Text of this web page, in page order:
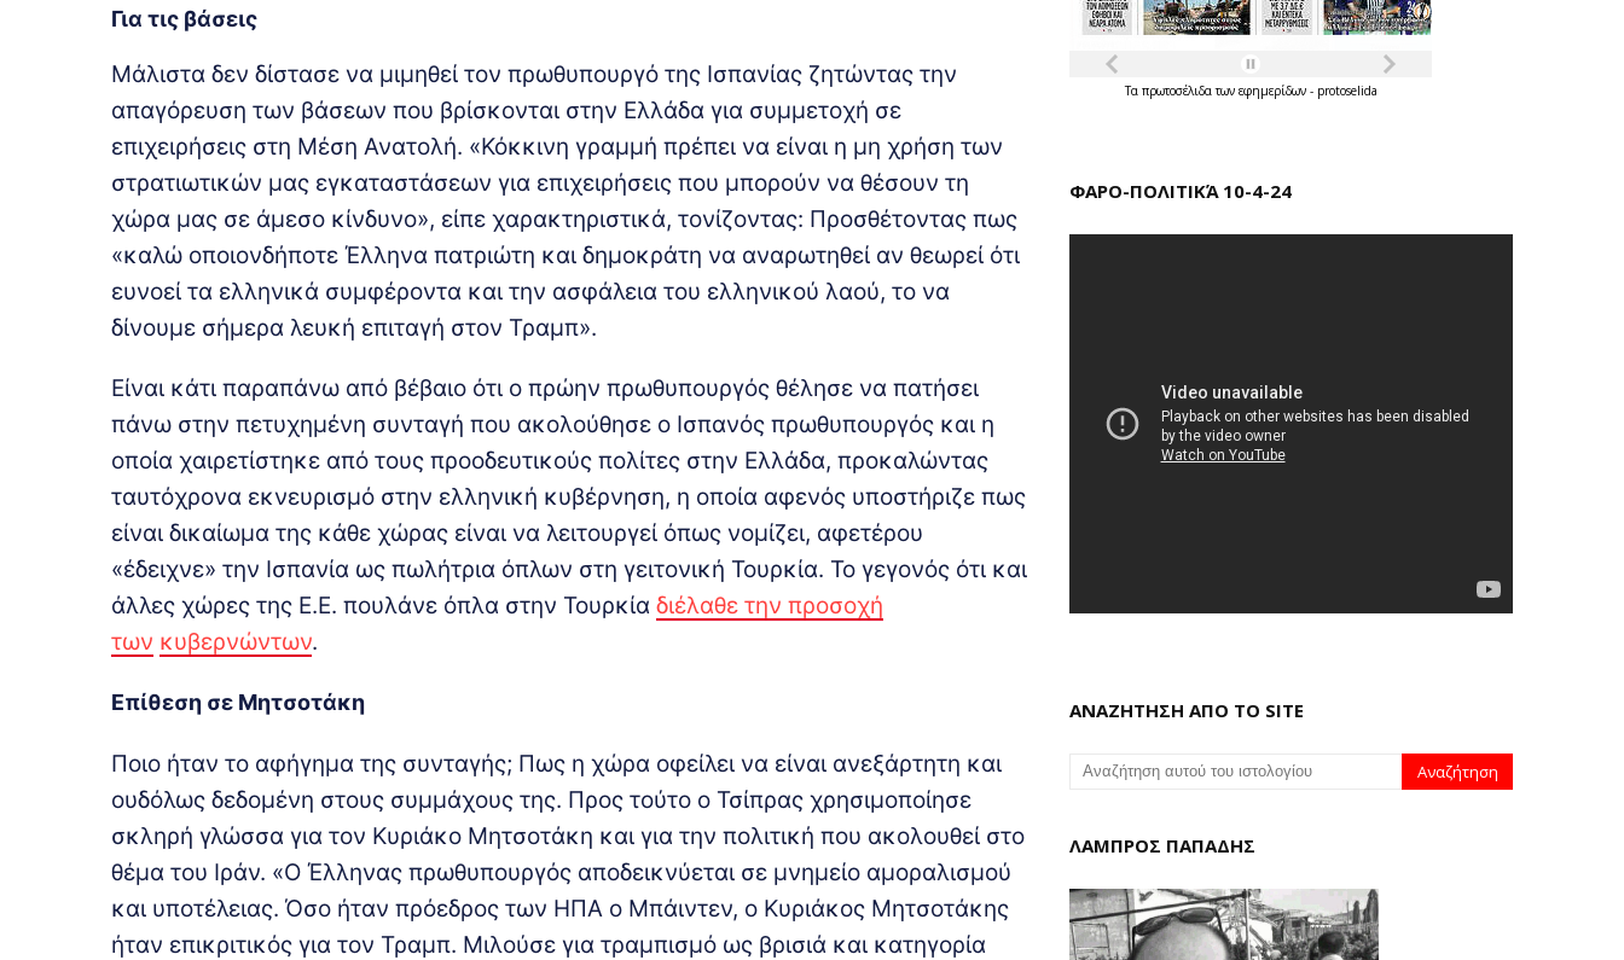
Για τις βάσεις
Μάλιστα δεν δίστασε να μιμηθεί τον πρωθυπουργό της Ισπανίας ζητώντας την
απαγόρευση των βάσεων που βρίσκονται στην Ελλάδα για συμμετοχή σε
επιχειρήσεις στη Μέση Ανατολή. «Κόκκινη γραμμή πρέπει να είναι η μη χρήση των
στρατιωτικών μας εγκαταστάσεων για επιχειρήσεις που μπορούν να θέσουν τη
χώρα μας σε άμεσο κίνδυνο», είπε χαρακτηριστικά, τονίζοντας: Προσθέτοντας πως
«καλώ οποιονδήποτε Έλληνα πατριώτη και δημοκράτη να αναρωτηθεί αν θεωρεί ότι
ευνοεί τα ελληνικά συμφέροντα και την ασφάλεια του ελληνικού λαού, το να
δίνουμε σήμερα λευκή επιταγή στον Τραμπ».
Είναι κάτι παραπάνω από βέβαιο ότι ο πρώην πρωθυπουργός θέλησε να πατήσει
πάνω στην πετυχημένη συνταγή που ακολούθησε ο Ισπανός πρωθυπουργός και η
οποία χαιρετίστηκε από τους προοδευτικούς πολίτες στην Ελλάδα, προκαλώντας
ταυτόχρονα εκνευρισμό στην ελληνική κυβέρνηση, η οποία αφενός υποστήριζε πως
είναι δικαίωμα της κάθε χώρας είναι να λειτουργεί όπως νομίζει, αφετέρου
«έδειχνε» την Ισπανία ως πωλήτρια όπλων στη γειτονική Τουρκία. Το γεγονός ότι και
άλλες χώρες της Ε.Ε. πουλάνε όπλα στην Τουρκία διέλαθε την προσοχή
των κυβερνώντων.
Επίθεση σε Μητσοτάκη
Ποιο ήταν το αφήγημα της συνταγής; Πως η χώρα οφείλει να είναι ανεξάρτητη και
ουδόλως δεδομένη στους συμμάχους της. Προς τούτο ο Τσίπρας χρησιμοποίησε
σκληρή γλώσσα για τον Κυριάκο Μητσοτάκη και για την πολιτική που ακολουθεί στο
θέμα του Ιράν. «Ο Έλληνας πρωθυπουργός αποδεικνύεται σε μνημείο αμοραλισμού
και υποτέλειας. Όσο ήταν πρόεδρος των ΗΠΑ ο Μπάιντεν, ο Κυριάκος Μητσοτάκης
ήταν επικριτικός για τον Τραμπ. Μιλούσε για τραμπισμό ως βρισιά και κατηγορία
Τα πρωτοσέλιδατων εφημερίδων - protoselida
ΦΑΡΟ-ΠΟΛΙΤΙΚΆ 10-4-24
ΑΝΑΖΗΤΗΣΗ ΑΠΟ ΤΟ SITE
ΛΑΜΠΡΟΣ ΠΑΠΑΔΗΣ